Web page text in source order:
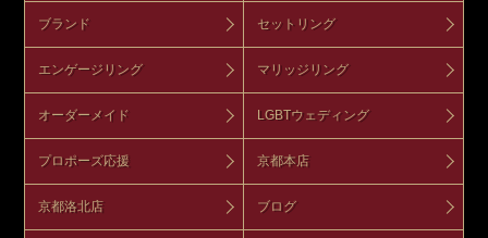
ブランド セットリング
エンゲージリング マリッジリング
オーダーメイド LGBTウェディング
プロポーズ応援 京都本店
京都洛北店 ブログ